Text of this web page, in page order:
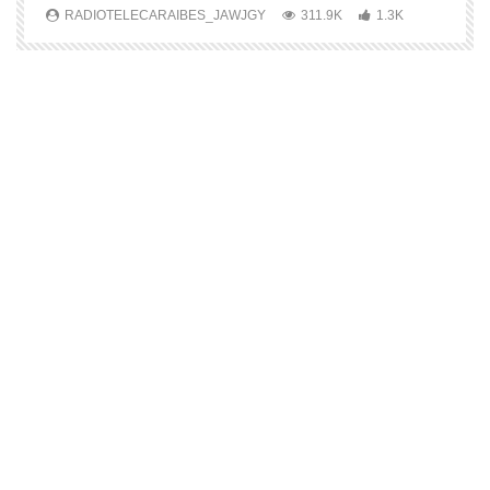
RADIOTELECARAIBES_JAWJGY 311.9K 1.3K